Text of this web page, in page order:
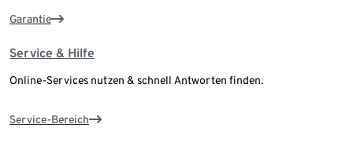
Garantie
Service & Hilfe
Online-Services nutzen & schnell Antworten finden.
Service-Bereich